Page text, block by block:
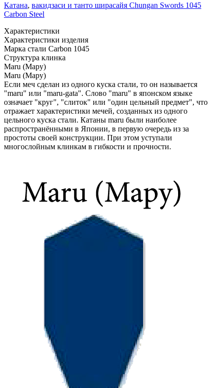
Катана, вакидзаси и танто ширасайя Chungan Swords 1045
Carbon Steel
Характеристики
Характеристики изделия
Марка стали Carbon 1045
Структура клинка
Maru (Мару)
Maru (Мару)
Если меч сделан из одного куска стали, то он называется
"maru" или "maru-gata". Слово "maru" в японском языке
означает "круг", "слиток" или "один цельный предмет", что
отражает характеристики мечей, созданных из одного
цельного куска стали. Катаны maru были наиболее
распространёнными в Японии, в первую очередь из за
простоты своей конструкции. При этом уступали
многослойным клинкам в гибкости и прочности.